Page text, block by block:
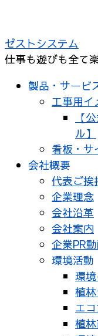
テ
ン
ゼストシステム
仕事も遊びも全て
製品・サービ
工事用イ
【
ル】
看板・サ
会社概要
代表ご挨
企業理念
会社沿革
会社案内
企業PR
環境活動
環
植
エ
植